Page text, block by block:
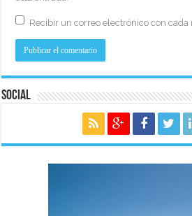
Recibir un correo electrónico con cada
Social